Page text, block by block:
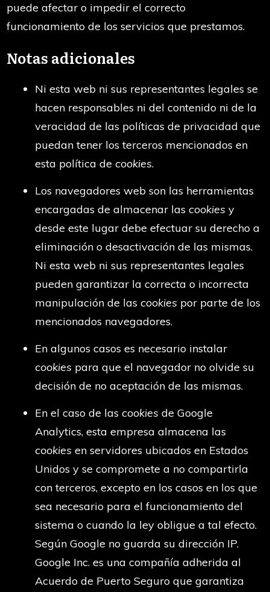
puede afectar o impedir el correcto
funcionamiento de los servicios que prestamos.
Notas adicionales
Ni esta web ni sus representantes legales se
hacen responsables ni del contenido ni de la
veracidad de las políticas de privacidad que
puedan tener los terceros mencionados en
esta política de cookies.
Los navegadores web son las herramientas
encargadas de almacenar las cookies y
desde este lugar debe efectuar su derecho a
eliminación o desactivación de las mismas.
Ni esta web ni sus representantes legales
pueden garantizar la correcta o incorrecta
manipulación de las cookies por parte de los
mencionados navegadores.
En algunos casos es necesario instalar
cookies para que el navegador no olvide su
decisión de no aceptación de las mismas.
En el caso de las cookies de Google
Analytics, esta empresa almacena las
cookies en servidores ubicados en Estados
Unidos y se compromete a no compartirla
con terceros, excepto en los casos en los que
sea necesario para el funcionamiento del
sistema o cuando la ley obligue a tal efecto.
Según Google no guarda su dirección IP.
Google Inc. es una compañía adherida al
Acuerdo de Puerto Seguro que garantiza